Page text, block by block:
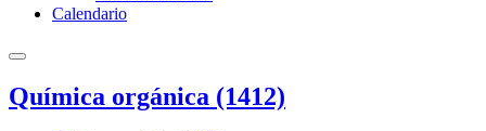
Calendario
Química orgánica (1412)